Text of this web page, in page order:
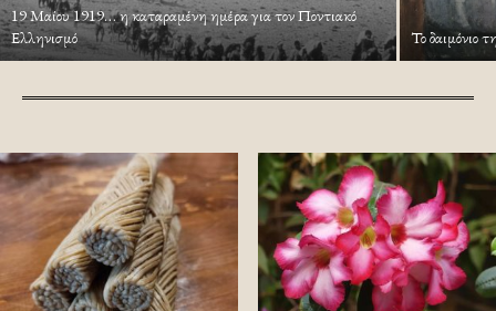
19 Μαίου 1919… η καταραμένη ημέρα για τον Ποντιακό
Ελληνισμό
Το δαιμόνιο